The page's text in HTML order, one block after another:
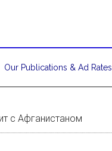
Our Publications & Ad Rates
с Афганистаном